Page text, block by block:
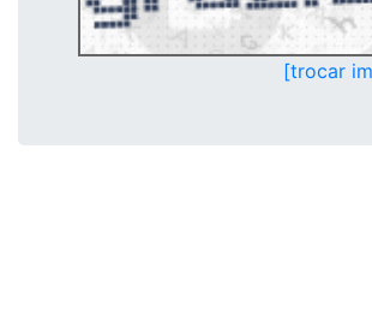
[trocar